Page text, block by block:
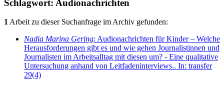
Schlagwort: Audionachrichten
1Arbeit zu dieser Suchanfrage im Archiv gefunden:
Nadia Marina Gering: Audionachrichten für Kinder – Welche
Herausforderungen gibt es und wie gehen Journalistinnen und
Journalisten im Arbeitsalltag mit diesen um? - Eine qualitative
Untersuchung anhand von Leitfadeninterviews.. In: transfer
29(4)